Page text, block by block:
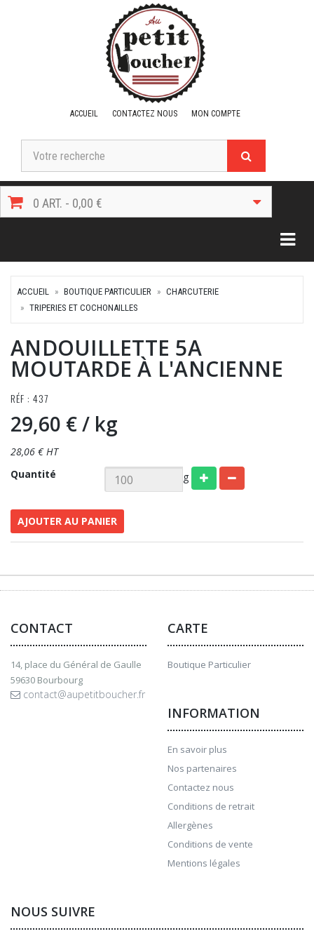
ACCUEIL CONTACTEZ NOUS MON COMPTE
0 ART. - 0,00 €
ACCUEIL BOUTIQUE PARTICULIER
CHARCUTERIE
TRIPERIES ET COCHONAILLES
ANDOUILLETTE 5A
MOUTARDE À L'ANCIENNE
RÉF : 437
29,60 €/ kg
28,06 € HT
Quantité
g
AJOUTER AU PANIER
CONTACT
14, place du Général de Gaulle
59630 Bourbourg
contact@aupetitboucher.fr
CARTE
Boutique Particulier
INFORMATION
En savoir plus
Nos partenaires
Contactez nous
Conditions de retrait
Allergènes
Conditions de vente
Mentions légales
NOUS SUIVRE